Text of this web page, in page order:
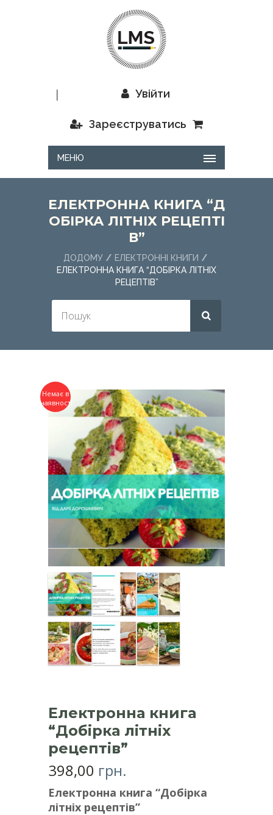
Увійти
|
Зареєструватись
МЕНЮ
ЕЛЕКТРОННА КНИГА “Д
ОБІРКА ЛІТНІХ РЕЦЕПТІ
В”
ДОДОМУ
ЕЛЕКТРОННІ КНИГИ
ЕЛЕКТРОННА КНИГА “ДОБІРКА ЛІТНІХ
РЕЦЕПТІВ”
Немає в
наявності
Електронна книга
“Добірка літніх
рецептів”
398,00 грн.
Електронна книга “Добірка
літніх рецептів”